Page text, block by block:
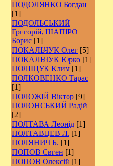
ПОДОЛЯНКО Богдан
[1]
ПОДОЛЬСЬКИЙ
Григорій, ШАПІРО
Борис [1]
ПОКАЛЬЧУК Олег [5]
ПОКАЛЬЧУК Юрко [1]
ПОЛІЩУК Клим [1]
ПОЛКОВЕНКО Тарас
[1]
ПОЛОЖІЙ Віктор [9]
ПОЛОНСЬКИЙ Радій
[2]
ПОЛТАВА Леонід [1]
ПОЛТАВЦЕВ Л. [1]
ПОЛЯНИЧ Б. [1]
ПОПОВ Євген [1]
ПОПОВ Олексій [1]